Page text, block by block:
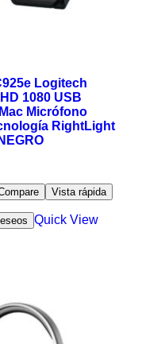
Logitech
1080 USB
Micrófono
RightLight
Vista rápida
Quick View